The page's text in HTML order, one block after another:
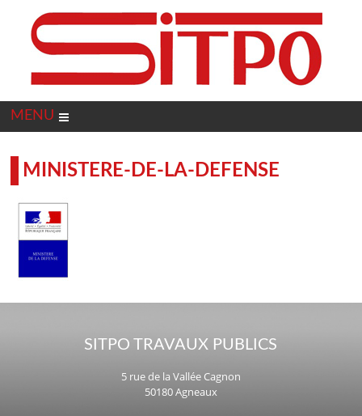
MENU
MINISTERE-DE-LA-DEFENSE
SITPO TRAVAUX PUBLICS
5 rue de la Vallée Cagnon
50180 Agneaux